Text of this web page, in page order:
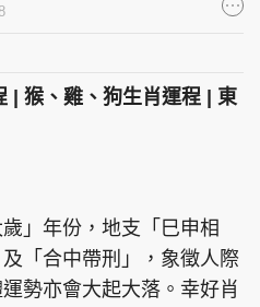
東Touch
| 猴、雞、狗生肖運程 | 東
」年份，地支「巳申相
「合中帶刑」，象徵人際
勢亦會大起大落。幸好肖